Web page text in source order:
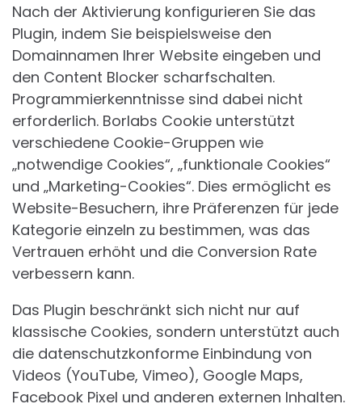
Nach der Aktivierung konfigurieren Sie das
Plugin, indem Sie beispielsweise den
Domainnamen Ihrer Website eingeben und
den Content Blocker scharfschalten.
Programmierkenntnisse sind dabei nicht
erforderlich. Borlabs Cookie unterstützt
verschiedene Cookie-Gruppen wie
„notwendige Cookies“, „funktionale Cookies“
und „Marketing-Cookies“. Dies ermöglicht es
Website-Besuchern, ihre Präferenzen für jede
Kategorie einzeln zu bestimmen, was das
Vertrauen erhöht und die Conversion Rate
verbessern kann.
Das Plugin beschränkt sich nicht nur auf
klassische Cookies, sondern unterstützt auch
die datenschutzkonforme Einbindung von
Videos (YouTube, Vimeo), Google Maps,
Facebook Pixel und anderen externen Inhalten.